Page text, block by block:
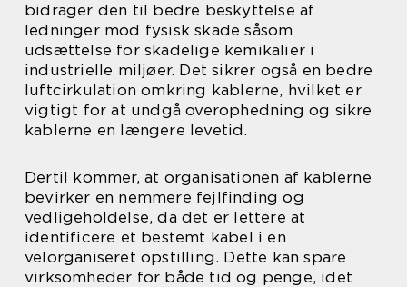
bidrager den til bedre beskyttelse af
ledninger mod fysisk skade såsom
udsættelse for skadelige kemikalier i
industrielle miljøer. Det sikrer også en bedre
luftcirkulation omkring kablerne, hvilket er
vigtigt for at undgå overophedning og sikre
kablerne en længere levetid.
Dertil kommer, at organisationen af kablerne
bevirker en nemmere fejlfinding og
vedligeholdelse, da det er lettere at
identificere et bestemt kabel i en
velorganiseret opstilling. Dette kan spare
virksomheder for både tid og penge, idet